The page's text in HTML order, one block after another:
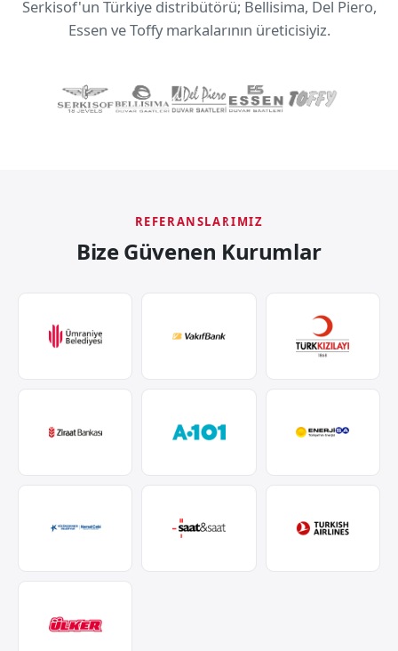
Serkisof'un Türkiye distribütörü; Bellisima, Del Piero,
Essen ve Toffy markalarının üreticisiyiz.
REFERANSLARIMIZ
Bize Güvenen Kurumlar